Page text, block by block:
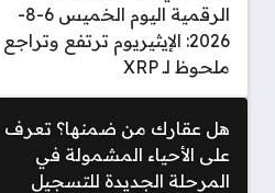
الرقمية اليوم الخميس 6-8-
2026: الإيثيريوم ترتفع وتراجع
ملحوظ لـ XRP
هل عقارك من ضمنها؟ تعرف
على الأحياء المشمولة في
المرحلة الجديدة للتسجيل